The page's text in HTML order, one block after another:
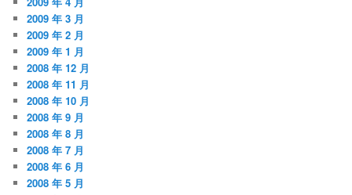
2009 年 3 月
2009 年 2 月
2009 年 1 月
2008 年 12 月
2008 年 11 月
2008 年 10 月
2008 年 9 月
2008 年 8 月
2008 年 7 月
2008 年 6 月
2008 年 5 月